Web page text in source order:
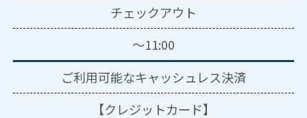
チェックアウト
～11:00
ご利用可能なキャッシュレス決済
【クレジットカード】